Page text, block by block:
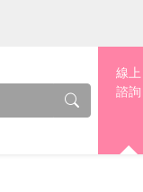
線上
諮詢